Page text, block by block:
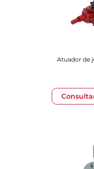
​​​​​​​Atuador de